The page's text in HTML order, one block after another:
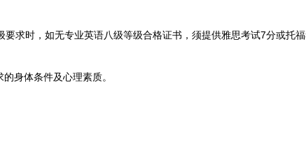
时，如无专业英语八级等级合格证书，须提供雅思考试7分或托福
身体条件及心理素质。